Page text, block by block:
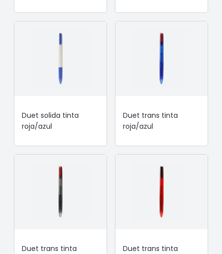
Duet solida tinta
roja/azul
Duet trans tinta
roja/azul
Duet trans tinta
Duet trans tinta